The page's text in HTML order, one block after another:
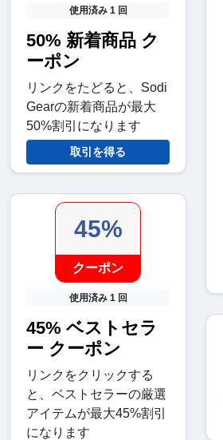
使用済み 1 回
50% 新着商品 ク
ーポン
リンクをたどると、Sodi
Gearの新着商品が最大
50%割引になります
取引を得る
45%
クーポン
使用済み 1 回
45% ベストセラ
ー クーポン
リンクをクリックする
と、ベストセラーの厳選
アイテムが最大45%割引
になります